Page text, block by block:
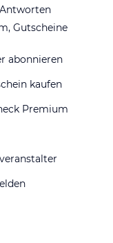
Gutscheine
abonnieren
kaufen
Premium